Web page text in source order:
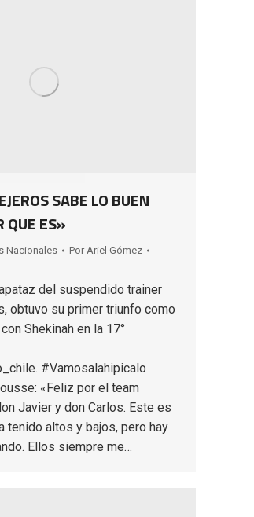
SABE LO BUEN
QUE ES»
Nacionales Por Ariel Gómez
del suspendido trainer
obtuvo su primer triunfo como
Shekinah en la 17°
#Vamosalahipicalo
«Feliz por el team
Javier y don Carlos. Este es
tenido altos y bajos, pero hay
Ellos siempre me…